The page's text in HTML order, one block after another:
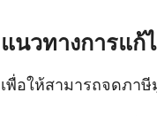
แนวทางการแก้
เพื่อให้สามารถจดภา